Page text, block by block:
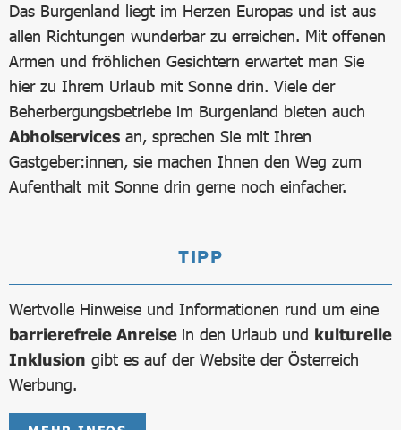
Das Burgenland liegt im Herzen Europas und ist aus
allen Richtungen wunderbar zu erreichen. Mit offenen
Armen und fröhlichen Gesichtern erwartet man Sie
hier zu Ihrem Urlaub mit Sonne drin. Viele der
Beherbergungsbetriebe im Burgenland bieten auch
Abholservices an, sprechen Sie mit Ihren
Gastgeber:innen, sie machen Ihnen den Weg zum
Aufenthalt mit Sonne drin gerne noch einfacher.
TIPP
Wertvolle Hinweise und Informationen rund um eine
barrierefreie Anreise in den Urlaub und kulturelle
Inklusion gibt es auf der Website der Österreich
Werbung.